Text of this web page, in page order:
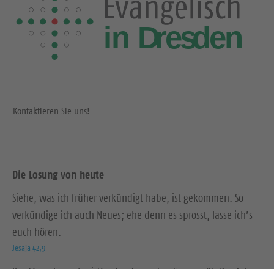
Kontaktieren Sie uns!
Die Losung von heute
Siehe, was ich früher verkündigt habe, ist gekommen. So
verkündige ich auch Neues; ehe denn es sprosst, lasse ich’s
euch hören.
Jesaja 42,9